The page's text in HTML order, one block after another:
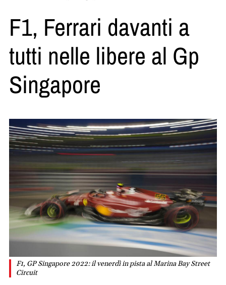
F1, Ferrari davanti a
tutti nelle libere al Gp
Singapore
F1, GP Singapore 2022: il venerdì in pista al Marina Bay Street
Circuit